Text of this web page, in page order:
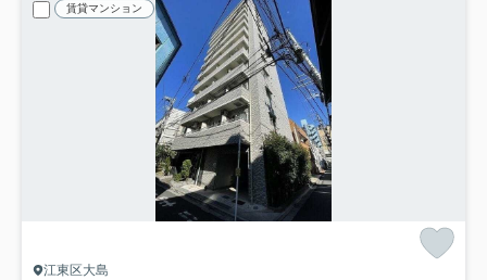
賃貸マンション
江東区大島